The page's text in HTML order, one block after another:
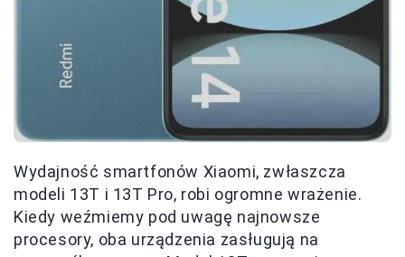
Wydajność smartfonów Xiaomi, zwłaszcza
modeli 13T i 13T Pro, robi ogromne wrażenie.
Kiedy weźmiemy pod uwagę najnowsze
procesory, oba urządzenia zasługują na